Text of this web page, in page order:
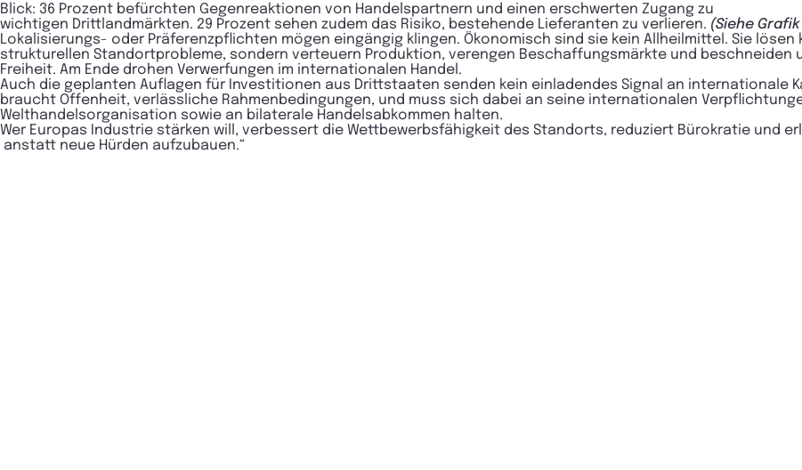
Blick: 36 Prozent befürchten Gegenreaktionen von Handelspartnern und einen erschwerten Zugang zu
wichtigen Drittlandmärkten. 29 Prozent sehen zudem das Risiko, bestehende Lieferanten zu verlieren. (Siehe
Lokalisierungs- oder Präferenzpflichten mögen eingängig klingen. Ökonomisch sind sie kein Allheilmittel. Sie lösen
strukturellen Standortprobleme, sondern verteuern Produktion, verengen Beschaffungsmärkte und beschneiden
Freiheit. Am Ende drohen Verwerfungen im internationalen Handel.
Auch die geplanten Auflagen für Investitionen aus Drittstaaten senden kein einladendes Signal an internationale
braucht Offenheit, verlässliche Rahmenbedingungen, und muss sich dabei an seine internationalen
Welthandelsorganisation sowie an bilaterale Handelsabkommen halten.
Wer Europas Industrie stärken will, verbessert die Wettbewerbsfähigkeit des Standorts, reduziert Bürokratie und
anstatt neue Hürden aufzubauen.“